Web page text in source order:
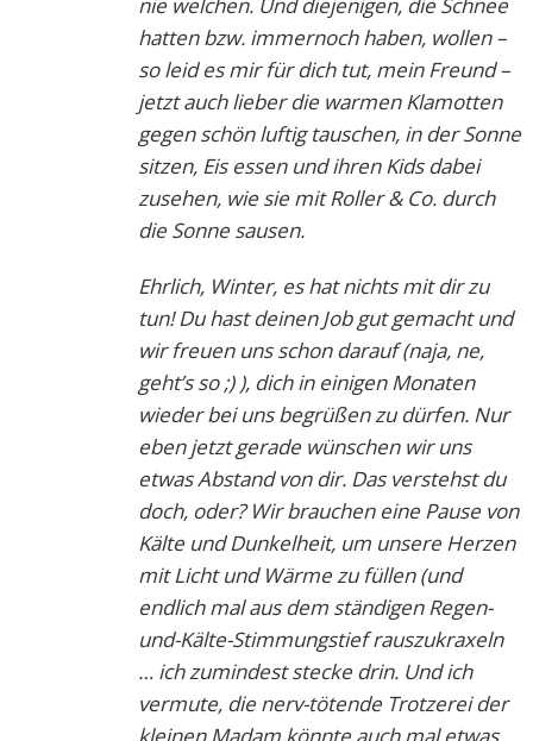
nie welchen. Und diejenigen, die Schnee
hatten bzw. immernoch haben, wollen –
so leid es mir für dich tut, mein Freund –
jetzt auch lieber die warmen Klamotten
gegen schön luftig tauschen, in der Sonne
sitzen, Eis essen und ihren Kids dabei
zusehen, wie sie mit Roller & Co. durch
die Sonne sausen.
Ehrlich, Winter, es hat nichts mit dir zu
tun! Du hast deinen Job gut gemacht und
wir freuen uns schon darauf (naja, ne,
geht’s so ;) ), dich in einigen Monaten
wieder bei uns begrüßen zu dürfen. Nur
eben jetzt gerade wünschen wir uns
etwas Abstand von dir. Das verstehst du
doch, oder? Wir brauchen eine Pause von
Kälte und Dunkelheit, um unsere Herzen
mit Licht und Wärme zu füllen (und
endlich mal aus dem ständigen Regen-
und-Kälte-Stimmungstief rauszukraxeln
… ich zumindest stecke drin. Und ich
vermute, die nerv-tötende Trotzerei der